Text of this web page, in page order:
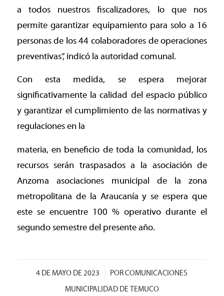
a todos nuestros fiscalizadores, lo que nos
permite garantizar equipamiento para solo a 16
personas de los 44 colaboradores de operaciones
preventivas”, indicó la autoridad comunal.
Con esta medida, se espera mejorar
significativamente la calidad del espacio público
y garantizar el cumplimiento de las normativas y
regulaciones en la
materia, en beneficio de toda la comunidad, los
recursos serán traspasados a la asociación de
Anzoma asociaciones municipal de la zona
metropolitana de la Araucanía y se espera que
este se encuentre 100 % operativo durante el
segundo semestre del presente año.
4 DE MAYO DE 2023
/ PORCOMUNICACIONES
MUNICIPALIDAD DE TEMUCO